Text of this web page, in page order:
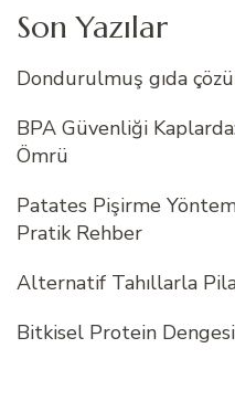
Son Yazılar
Dondurulmuş gıda
BPA Güvenliği
Ömrü
Patates Pişirme
Pratik Rehber
Alternatif Tahıllarla
Bitkisel Protein